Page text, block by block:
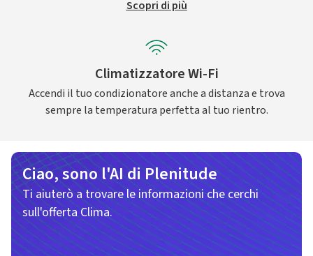
Scopri di più
Climatizzatore Wi-Fi
Accendi il tuo condizionatore anche a distanza e trova
sempre la temperatura perfetta al tuo rientro.
Ciao, sono l'AI di Plenitude
Ti aiuterò a trovare le informazioni che cerchi
sull'offerta Clima.